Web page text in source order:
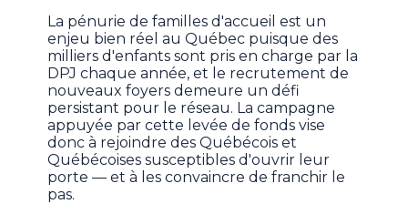
La pénurie de familles d'accueil est un
enjeu bien réel au Québec puisque des
milliers d'enfants sont pris en charge par la
DPJ chaque année, et le recrutement de
nouveaux foyers demeure un défi
persistant pour le réseau. La campagne
appuyée par cette levée de fonds vise
donc à rejoindre des Québécois et
Québécoises susceptibles d'ouvrir leur
porte — et à les convaincre de franchir le
pas.